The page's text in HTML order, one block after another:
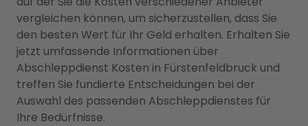
vergleichen können, um sicherzustellen, dass Sie
den besten Wert für Ihr Geld erhalten. Erhalten Sie
jetzt umfassende Informationen über
Abschleppdienst Kosten in Fürstenfeldbruck und
treffen Sie fundierte Entscheidungen bei der
Auswahl des passenden Abschleppdienstes für
Ihre Bedürfnisse.